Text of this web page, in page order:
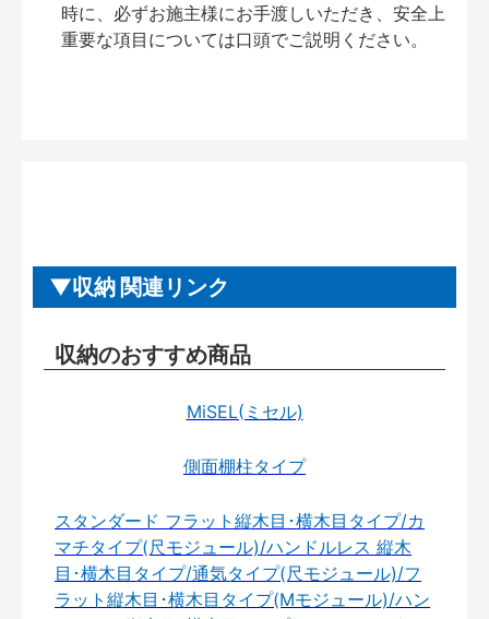
時に、必ずお施主様にお手渡しいただき、安全上
重要な項目については口頭でご説明ください。
収納 関連リンク
収納のおすすめ商品
MiSEL(ミセル)
側面棚柱タイプ
スタンダード フラット縦木目･横木目タイプ/カ
マチタイプ(尺モジュール)/ハンドルレス 縦木
目･横木目タイプ/通気タイプ(尺モジュール)/フ
ラット縦木目･横木目タイプ(Mモジュール)/ハン